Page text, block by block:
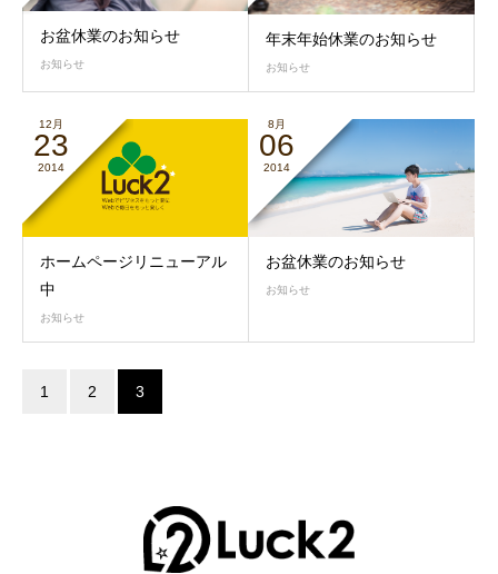
お盆休業のお知らせ
お知らせ
年末年始休業のお知らせ
お知らせ
12月
23
2014
ホームページリニューアル
中
お知らせ
8月
06
2014
お盆休業のお知らせ
お知らせ
1 2 3